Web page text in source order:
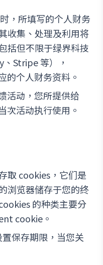
，所填写的个人财务
收集、处理及利用将
括但不限于绿界科技
、Stripe 等），
的个人财务资料。
活动，您所提供给
次活动执行使用。
取 cookies，它们是
浏览器储存于您的终
的种类主要分
cookie。
保存期限，当您关